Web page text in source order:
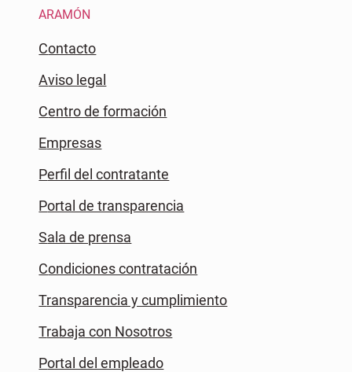
ARAMÓN
Contacto
Aviso legal
Centro de formación
Empresas
Perfil del contratante
Portal de transparencia
Sala de prensa
Condiciones contratación
Transparencia y cumplimiento
Trabaja con Nosotros
Portal del empleado